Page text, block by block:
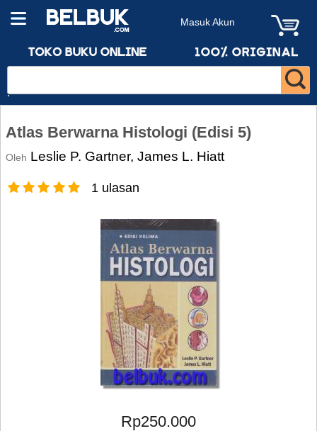
Masuk Akun
Atlas Berwarna Histologi (Edisi 5)
Oleh Leslie P. Gartner, James L. Hiatt
1 ulasan
Rp250.000